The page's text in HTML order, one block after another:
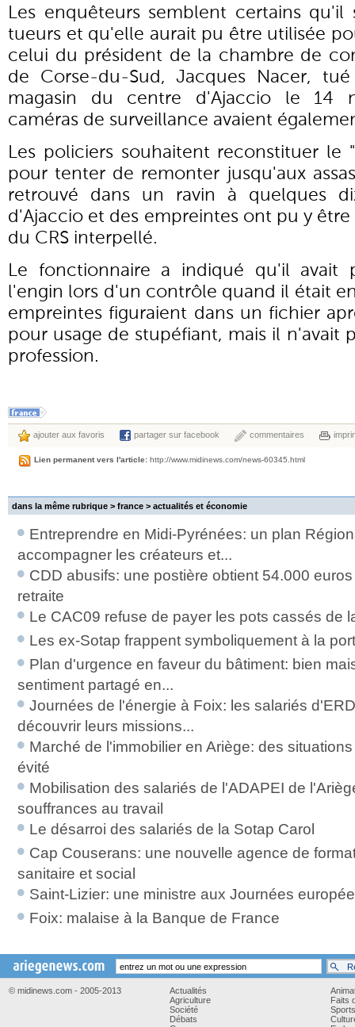
Les enquêteurs semblent certains
tueurs et qu'elle aurait pu être utilisée
celui du président de la chambre de
de Corse-du-Sud, Jacques Nacer,
magasin du centre d'Ajaccio le 14
caméras de surveillance avaient
Les policiers souhaitent reconstituer le
pour tenter de remonter jusqu'aux
retrouvé dans un ravin à quelques
d'Ajaccio et des empreintes ont pu y
du CRS interpellé.
Le fonctionnaire a indiqué qu'il avait
l'engin lors d'un contrôle quand il était
empreintes figuraient dans un fichier
pour usage de stupéfiant, mais il n'avait
profession.
ajouter aux favoris partager sur facebook commentaires
Lien permanent vers l'article: http://www.midinews.com/news-60345.html
dans la même rubrique > france > actualités et économie
Entreprendre en Midi-Pyrénées: un plan
accompagner les créateurs et...
CDD abusifs: une postière obtient 54.000
retraite
Le CAC09 refuse de payer les pots cassés de
Les ex-Sotap frappent symboliquement à la
Plan d'urgence en faveur du bâtiment: bien
sentiment partagé en...
Journées de l'énergie à Foix: les salariés
découvrir leurs missions...
Marché de l'immobilier en Ariège: des
évité
Mobilisation des salariés de l'ADAPEI de
souffrances au travail
Le désarroi des salariés de la Sotap Carol
Cap Couserans: une nouvelle agence de
sanitaire et social
Saint-Lizier: une ministre aux Journées
Foix: malaise à la Banque de France
© midinews.com - 2005-2013
Actualités
Agriculture
Société
Débats
Faits
Sports